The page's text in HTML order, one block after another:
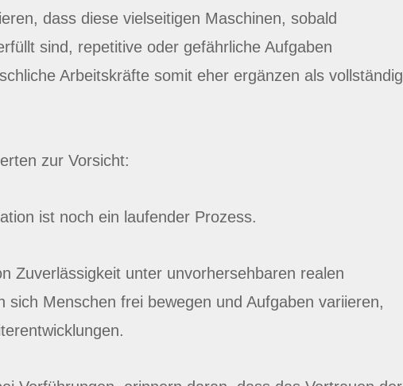
dass diese vielseitigen Maschinen, sobald
sind, repetitive oder gefährliche Aufgaben
Arbeitskräfte somit eher ergänzen als vollständig
zur Vorsicht:
ist noch ein laufender Prozess.
Zuverlässigkeit unter unvorhersehbaren realen
sich Menschen frei bewegen und Aufgaben variieren,